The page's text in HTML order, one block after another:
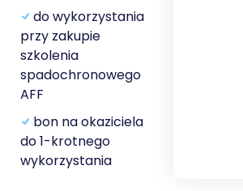
do wykorzystania
przy zakupie
szkolenia
spadochronowego
AFF
bon na okaziciela
do 1-krotnego
wykorzystania